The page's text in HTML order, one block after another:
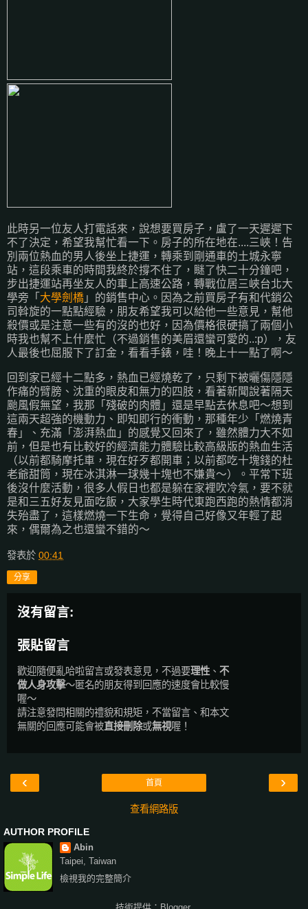
此時另一位友人打電話來，說想要買房子，盧了一天遲遲下
不了決定，希望我幫忙看一下。房子的所在地在....三峽！告
別兩位熱血的男人後坐上捷運，轉乘到剛通車的土城永寧
站，這段乘車的時間我終於撐不住了，瞇了快二十分鐘吧，
步出捷運站再坐友人的車上高速公路，轉戰位居三峽台北大
學旁「 大學劍橋 」的銷售中心。因為之前買房子有和代銷公
司斡旋的一點點經驗，朋友希望我可以給他一些意見，幫他
殺價或是注意一些有的沒的也好，因為價格很硬搞了兩個小
時我也幫不上什麼忙（不過銷售的美眉還蠻可愛的..:p），友
人最後也屈服下了訂金，看看手錶，哇！晚上十一點了啊～
回到家已經十二點多，熱血已經燒乾了，只剩下被曬傷隱隱
作痛的臂膀、沈重的眼皮和無力的四肢，看著新聞說著隔天
颱風假無望，我那「殘破的肉體」還是早點去休息吧～想到
這兩天超強的機動力、即知即行的衝動，那種年少「燃燒青
春」、充滿「澎湃熱血」的感覺又回來了，雖然體力大不如
前，但是也有比較好的經濟能力體驗比較高級版的熱血生活
（以前都騎摩托車，現在好歹都開車；以前都吃十塊錢的杜
老爺甜筒，現在冰淇淋一球幾十塊也不嫌貴～）。平常下班
後沒什麼活動，很多人假日也都是躲在家裡吹冷氣，要不就
是和三五好友見面吃飯，大家學生時代東跑西跑的熱情都消
失殆盡了，這樣燃燒一下生命，覺得自己好像又年輕了起
來，偶爾為之也還蠻不錯的～
發表於 00:41
分享
沒有留言:
張貼留言
歡迎隨便亂哈啦留言或發表意見，不過要理性 、 不
做人身攻擊～匿名的朋友得到回應的速度會比較慢
喔～
請注意發問相關的禮貌和規矩，不當留言、和本文
無關的回應可能會被直接刪除或無視喔！
‹ ›
首頁
查看網路版
AUTHOR PROFILE
Abin
Taipei, Taiwan
檢視我的完整簡介